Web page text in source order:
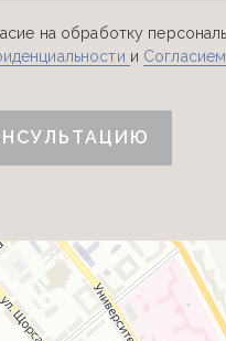
на обработку
и